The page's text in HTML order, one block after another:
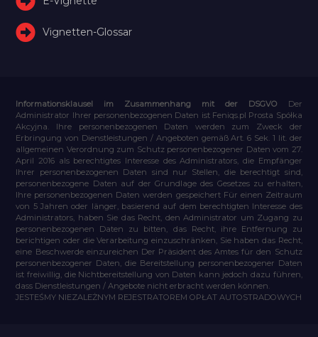
Vignetten-Glossar
Informationsklausel im Zusammenhang mit der DSGVO
Der
Administrator Ihrer personenbezogenen Daten ist Feniqs.pl Prosta Spółka
Akcyjna. Ihre personenbezogenen Daten werden zum Zweck der
Erbringung von Dienstleistungen / Angeboten gemäß Art. 6 Sek. 1 lit. der
allgemeinen Verordnung zum Schutz personenbezogener Daten vom 27.
April 2016 als berechtigtes Interesse des Administrators, die Empfänger
Ihrer personenbezogenen Daten sind nur Stellen, die berechtigt sind,
personenbezogene Daten auf der Grundlage des Gesetzes zu erhalten,
Ihre personenbezogenen Daten werden gespeichert Für einen Zeitraum
von 5 Jahren oder länger, basierend auf dem berechtigten Interesse des
Administrators, haben Sie das Recht, den Administrator um Zugang zu
personenbezogenen Daten zu bitten, das Recht, ihre Entfernung zu
berichtigen oder die Verarbeitung einzuschränken, Sie haben das Recht,
eine Beschwerde einzureichen Der Präsident des Amtes für den Schutz
personenbezogener Daten, die Bereitstellung personenbezogener Daten
ist freiwillig, die Nichtbereitstellung von Daten kann jedoch dazu führen,
dass Dienstleistungen / Angebote nicht erbracht werden können.
JESTEŚMY NIEZALEŻNYM REJESTRATOREM OPŁAT AUTOSTRADOWYCH